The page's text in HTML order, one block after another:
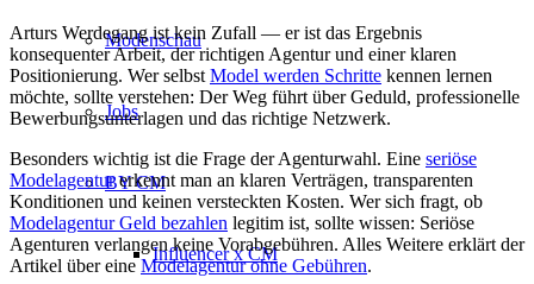
Modenschau
Jobs
BY CM
Influencer x CM
Arturs Werdegang ist kein Zufall — er ist das Ergebnis
konsequenter Arbeit, der richtigen Agentur und einer klaren
Positionierung. Wer selbst Model werden Schritte kennen lernen
möchte, sollte verstehen: Der Weg führt über Geduld, professionelle
Bewerbungsunterlagen und das richtige Netzwerk.
Besonders wichtig ist die Frage der Agenturwahl. Eine seriöse
Modelagenturerkennt man an klaren Verträgen, transparenten
Konditionen und keinen versteckten Kosten. Wer sich fragt, ob
Modelagentur Geld bezahlen legitim ist, sollte wissen: Seriöse
Agenturen verlangen keine Vorabgebühren. Alles Weitere erklärt der
Artikel über eine Modelagentur ohne Gebühren.